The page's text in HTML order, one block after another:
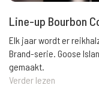
Line-up Bourbon
Elk jaar wordt er
Brand-serie. Goose
gemaakt.
Verder lezen